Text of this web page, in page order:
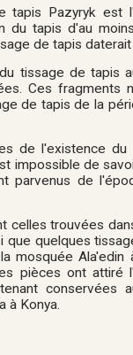
Pazyryk est
du tapis d'au
de tapis
tissage de tapis
Ces fragments
de tapis de la
de l'existence
impossible de
parvenus de
trouvées
que quelques
mosquée
pièces ont attiré
conservées
à Konya.